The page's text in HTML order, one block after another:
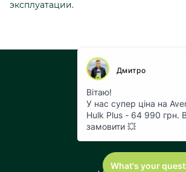
эксплуатации.
+38 073 043 55 05
Контактная информация
Полная версия сайта